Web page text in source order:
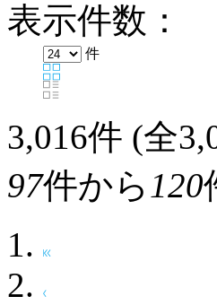
表示件数：
件
3,016件 (全
97件から 120